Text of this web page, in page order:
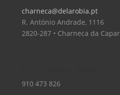
charneca@delarobia.pt
R. António Andrade, 1116
2820-287 • Charneca da
910 473 826